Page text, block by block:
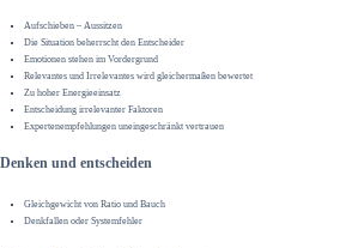
Aufschieben – Aussitzen
Die Situation beherrscht den Entscheider
Emotionen stehen im Vordergrund
Relevantes und Irrelevantes wird gleichermaßen bewertet
Zu hoher Energieeinsatz
Entscheidung irrelevanter Faktoren
Expertenempfehlungen uneingeschränkt vertrauen
Denken und entscheiden
Gleichgewicht von Ratio und Bauch
Denkfallen oder Systemfehler